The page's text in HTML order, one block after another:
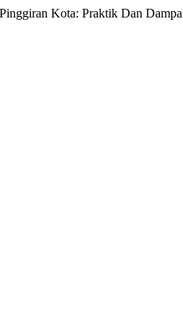
Kota: Praktik Dan